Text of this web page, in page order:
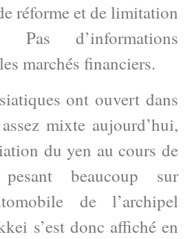
réforme et de limitation
Pas d’informations
marchés financiers.
ont ouvert dans
mixte aujourd’hui,
du yen au cours de
beaucoup sur
de l’archipel
s’est donc affiché en